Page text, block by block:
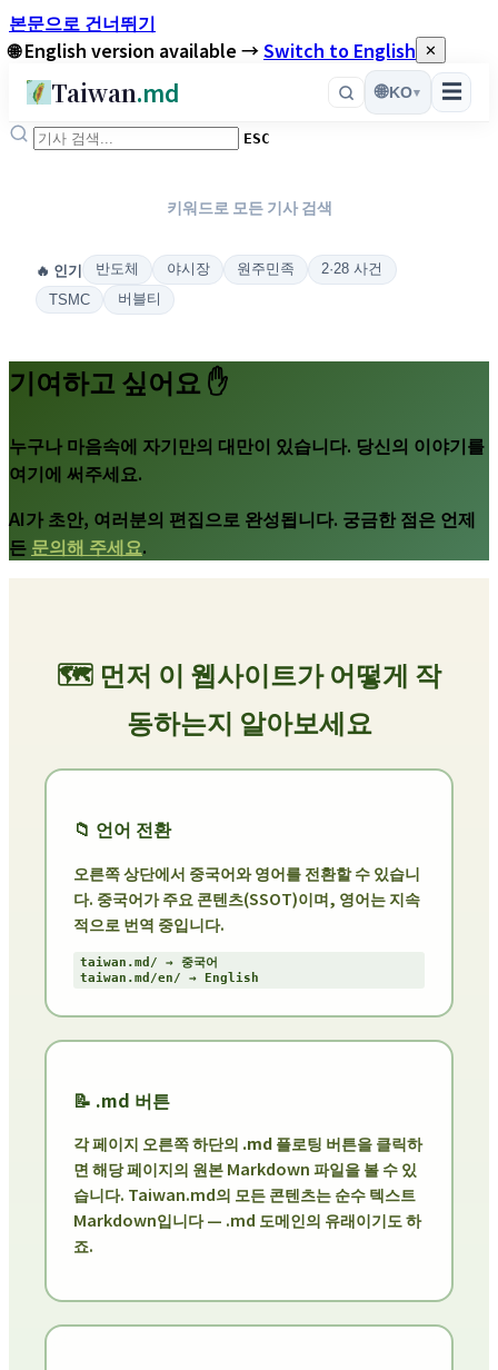
본문으로 건너뛰기
🌐 English version available →Switch to English ✕
Taiwan.md ☰
🌐KO▾
ESC
키워드로 모든 기사 검색
🔥 인기 반도체 야시장 원주민족
2·28 사건
TSMC
버블티
기여하고 싶어요 ✋
누구나 마음속에 자기만의 대만이 있습니다. 당신의 이야기를
여기에 써주세요.
AI가 초안, 여러분의 편집으로 완성됩니다. 궁금한 점은 언제
든 문의해 주세요.
🗺️ 먼저 이 웹사이트가 어떻게 작
동하는지 알아보세요
📁 언어 전환
오른쪽 상단에서 중국어와영어를 전환할 수 있습니
다. 중국어가 주요 콘텐츠(SSOT)이며, 영어는 지속
적으로 번역 중입니다.
taiwan.md/ → 중국어
taiwan.md/en/ → English
📝 .md 버튼
각 페이지 오른쪽 하단의 .md플로팅 버튼을 클릭하
면 해당 페이지의 원본 Markdown 파일을 볼 수 있
습니다. Taiwan.md의 모든 콘텐츠는 순수 텍스트
Markdown입니다 — .md 도메인의 유래이기도 하
죠.